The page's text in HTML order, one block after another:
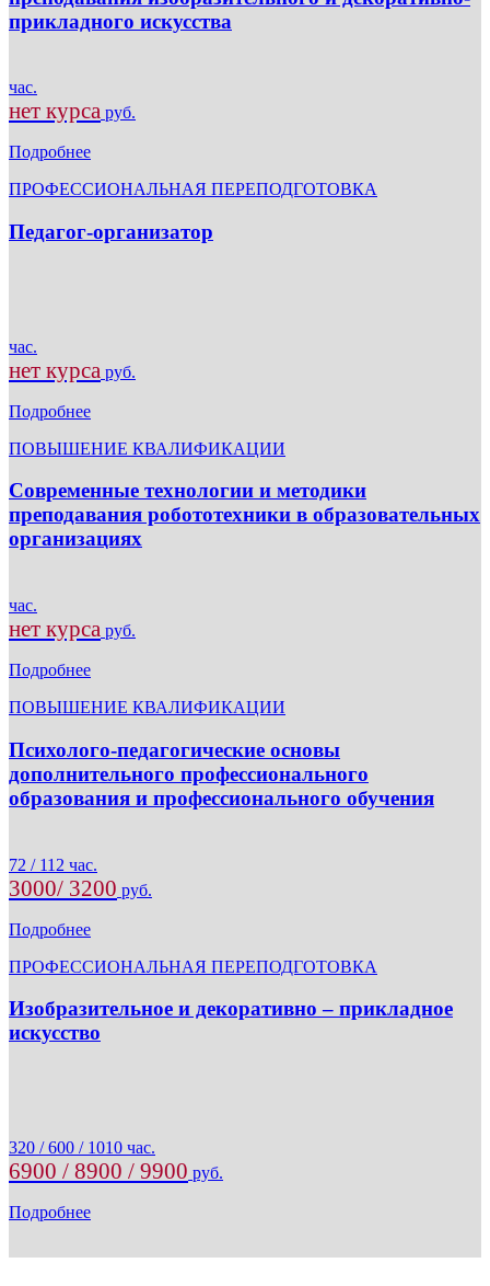
прикладного искусства
час.
нет курса руб.
Подробнее
ПРОФЕССИОНАЛЬНАЯ ПЕРЕПОДГОТОВКА
Педагог-организатор
час.
нет курса руб.
Подробнее
ПОВЫШЕНИЕ КВАЛИФИКАЦИИ
Современные технологии и методики
преподавания робототехники в образовательных
организациях
час.
нет курса руб.
Подробнее
ПОВЫШЕНИЕ КВАЛИФИКАЦИИ
Психолого-педагогические основы
дополнительного профессионального
образования и профессионального обучения
72 / 112 час.
3000/ 3200 руб.
Подробнее
ПРОФЕССИОНАЛЬНАЯ ПЕРЕПОДГОТОВКА
Изобразительное и декоративно – прикладное
искусство
320 / 600 / 1010 час.
6900 / 8900 / 9900 руб.
Подробнее